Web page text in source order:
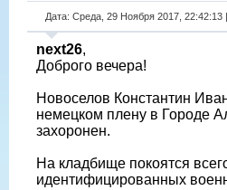
Дата: Среда, 29 Ноября 2017,
next26,
Доброго вечера!
Новоселов Константин
немецком плену в Городе
захоронен.
На кладбище покоятся
идентифицированных